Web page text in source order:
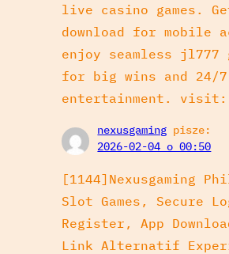
live casino games.
download for mobile
enjoy seamless
for big wins and 24/7
entertainment. visit:
nexusgaming pisze:
2026-02-04 o 00:50
[1144]Nexusgaming
Slot Games, Secure
Register, App
Link Alternatif